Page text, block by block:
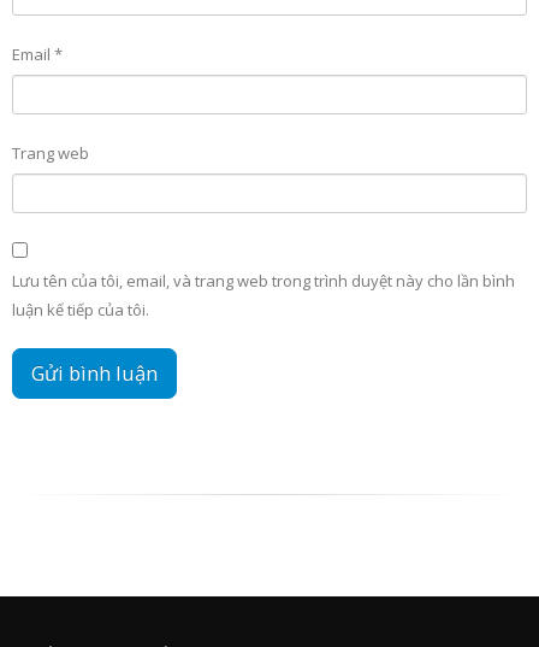
Email *
Trang web
Lưu tên của tôi, email, và trang web trong trình duyệt này cho lần bình
luận kế tiếp của tôi.